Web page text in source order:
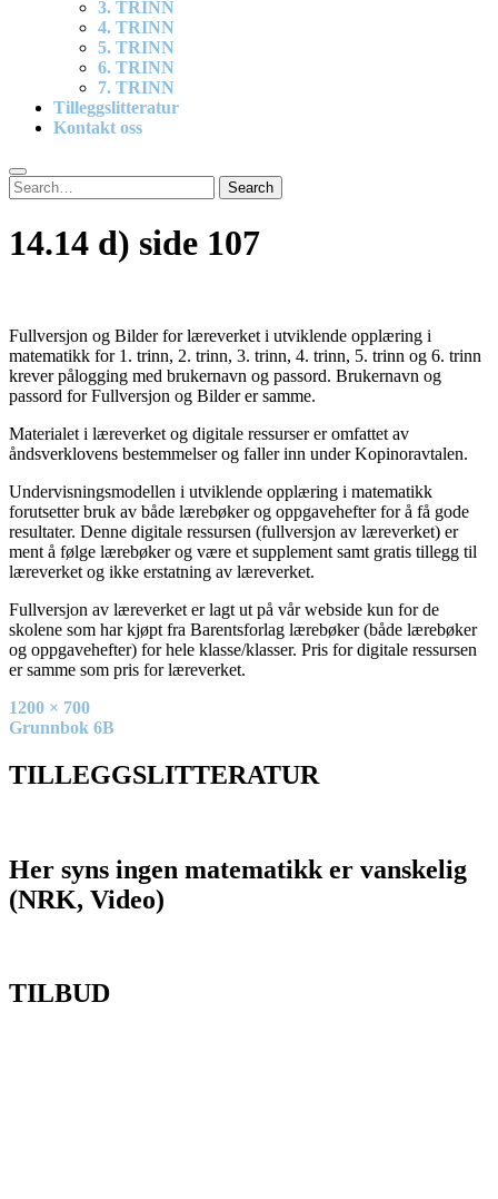
3. TRINN
4. TRINN
5. TRINN
6. TRINN
7. TRINN
Tilleggslitteratur
Kontakt oss
Search
for:
Search
14.14 d) side 107
Fullversjon og Bilder for læreverket i utviklende opplæring i
matematikk for 1. trinn, 2. trinn, 3. trinn, 4. trinn, 5. trinn og 6. trinn
krever pålogging med brukernavn og passord. Brukernavn og
passord for Fullversjon og Bilder er samme.
Materialet i læreverket og digitale ressurser er omfattet av
åndsverklovens bestemmelser og faller inn under Kopinoravtalen.
Undervisningsmodellen i utviklende opplæring i matematikk
forutsetter bruk av både lærebøker og oppgavehefter for å få gode
resultater. Denne digitale ressursen (fullversjon av læreverket) er
ment å følge lærebøker og være et supplement samt gratis tillegg til
læreverket og ikke erstatning av læreverket.
Fullversjon av læreverket er lagt ut på vår webside kun for de
skolene som har kjøpt fra Barentsforlag lærebøker (både lærebøker
og oppgavehefter) for hele klasse/klasser. Pris for digitale ressursen
er samme som pris for læreverket.
Full
size
1200 × 700
Innleggsnavigasjon
Grunnbok 6B
TILLEGGSLITTERATUR
Her syns ingen matematikk er vanskelig
(NRK, Video)
TILBUD